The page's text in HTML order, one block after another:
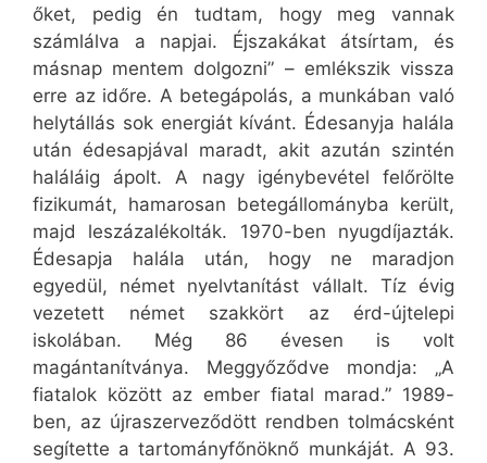
őket, pedig én tudtam, hogy meg vannak
számlálva a napjai. Éjszakákat átsírtam, és
másnap mentem dolgozni” – emlékszik vissza
erre az időre. A betegápolás, a munkában való
helytállás sok energiát kívánt. Édesanyja halála
után édesapjával maradt, akit azután szintén
haláláig ápolt. A nagy igénybevétel felőrölte
fizikumát, hamarosan betegállományba került,
majd leszázalékolták. 1970-ben nyugdíjazták.
Édesapja halála után, hogy ne maradjon
egyedül, német nyelvtanítást vállalt. Tíz évig
vezetett német szakkört az érd-újtelepi
iskolában. Még 86 évesen is volt
magántanítványa. Meggyőződve mondja: „A
fiatalok között az ember fiatal marad.” 1989-
ben, az újraszerveződött rendben tolmácsként
segítette a tartományfőnöknő munkáját. A 93.